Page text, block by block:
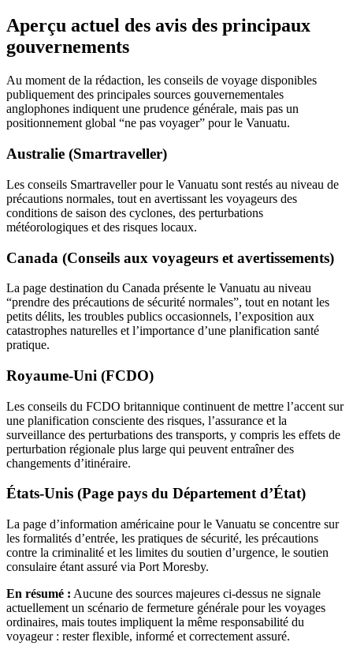
Aperçu actuel des avis des principaux
gouvernements
Au moment de la rédaction, les conseils de voyage disponibles
publiquement des principales sources gouvernementales
anglophones indiquent une prudence générale, mais pas un
positionnement global “ne pas voyager” pour le Vanuatu.
Australie (Smartraveller)
Les conseils Smartraveller pour le Vanuatu sont restés au niveau de
précautions normales, tout en avertissant les voyageurs des
conditions de saison des cyclones, des perturbations
météorologiques et des risques locaux.
Canada (Conseils aux voyageurs et avertissements)
La page destination du Canada présente le Vanuatu au niveau
“prendre des précautions de sécurité normales”, tout en notant les
petits délits, les troubles publics occasionnels, l’exposition aux
catastrophes naturelles et l’importance d’une planification santé
pratique.
Royaume-Uni (FCDO)
Les conseils du FCDO britannique continuent de mettre l’accent sur
une planification consciente des risques, l’assurance et la
surveillance des perturbations des transports, y compris les effets de
perturbation régionale plus large qui peuvent entraîner des
changements d’itinéraire.
États-Unis (Page pays du Département d’État)
La page d’information américaine pour le Vanuatu se concentre sur
les formalités d’entrée, les pratiques de sécurité, les précautions
contre la criminalité et les limites du soutien d’urgence, le soutien
consulaire étant assuré via Port Moresby.
En résumé : Aucune des sources majeures ci-dessus ne signale
actuellement un scénario de fermeture générale pour les voyages
ordinaires, mais toutes impliquent la même responsabilité du
voyageur : rester flexible, informé et correctement assuré.